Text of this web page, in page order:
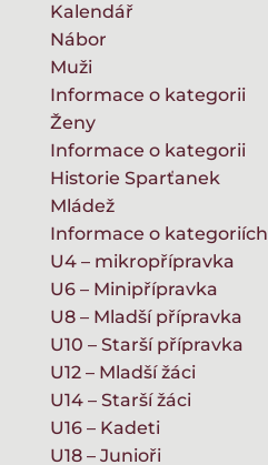
Kalendář
Nábor
Muži
Informace o kategorii
Ženy
Informace o kategorii
Historie Sparťanek
Mládež
Informace o kategoriích
U4 – mikropřípravka
U6 – Minipřípravka
U8 – Mladší přípravka
U10 – Starší přípravka
U12 – Mladší žáci
U14 – Starší žáci
U16 – Kadeti
U18 – Junioři